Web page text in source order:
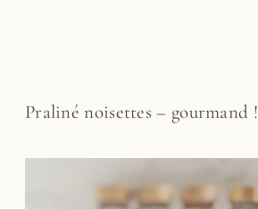
Praliné noisettes – gourmand !